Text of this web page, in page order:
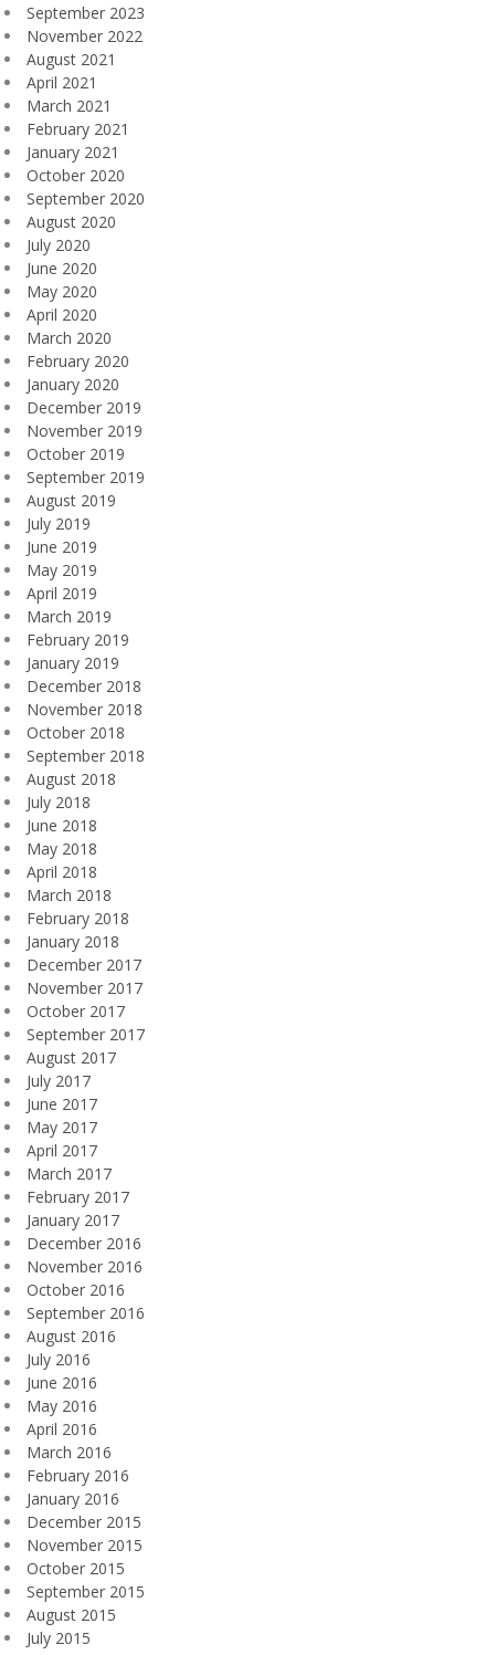
September 2023
November 2022
August 2021
April 2021
March 2021
February 2021
January 2021
October 2020
September 2020
August 2020
July 2020
June 2020
May 2020
April 2020
March 2020
February 2020
January 2020
December 2019
November 2019
October 2019
September 2019
August 2019
July 2019
June 2019
May 2019
April 2019
March 2019
February 2019
January 2019
December 2018
November 2018
October 2018
September 2018
August 2018
July 2018
June 2018
May 2018
April 2018
March 2018
February 2018
January 2018
December 2017
November 2017
October 2017
September 2017
August 2017
July 2017
June 2017
May 2017
April 2017
March 2017
February 2017
January 2017
December 2016
November 2016
October 2016
September 2016
August 2016
July 2016
June 2016
May 2016
April 2016
March 2016
February 2016
January 2016
December 2015
November 2015
October 2015
September 2015
August 2015
July 2015